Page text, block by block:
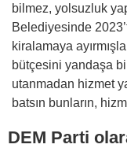
bilmez, yolsuzluk
Belediyesinde
kiralamaya
bütçesini yandaşa
utanmadan hizmet
batsın bunların,
DEM Parti